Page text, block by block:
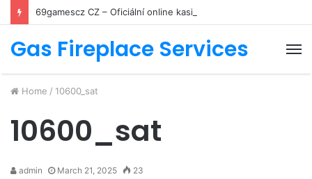
69gamescz CZ – Oficiální online kasino a zážitky z her
Gas Fireplace Services
Home / 10600_sat
10600_sat
admin March 21, 2025 23